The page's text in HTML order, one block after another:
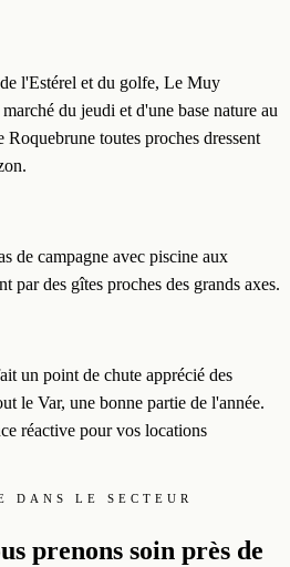
l'Estérel et du golfe, Le Muy
du jeudi et d'une base nature au
toutes proches dressent
de campagne avec piscine aux
par des gîtes proches des grands axes.
un point de chute apprécié des
le Var, une bonne partie de l'année.
réactive pour vos locations
DANS LE SECTEUR
prenons soin près de